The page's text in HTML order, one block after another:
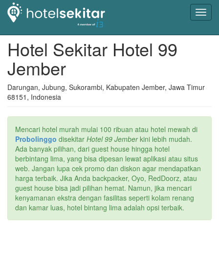
Hotel Sekitar Hotel 99
Jember
Darungan, Jubung, Sukorambi, Kabupaten Jember, Jawa Timur
68151, Indonesia
Mencari hotel murah mulai 100 ribuan atau hotel mewah di
Probolinggo disekitar Hotel 99 Jemberkini lebih mudah.
Ada banyak pilihan, dari guest house hingga hotel
berbintang lima, yang bisa dipesan lewat aplikasi atau situs
web. Jangan lupa cek promo dan diskon agar mendapatkan
harga terbaik. Jika Anda backpacker, Oyo, RedDoorz, atau
guest house bisa jadi pilihan hemat. Namun, jika mencari
kenyamanan ekstra dengan fasilitas seperti kolam renang
dan kamar luas, hotel bintang lima adalah opsi terbaik.